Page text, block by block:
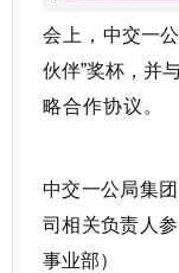
会上， 中交一
伙伴”奖杯，并
略合作协议。
中交一公局集
司相关负责人
事业部）